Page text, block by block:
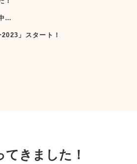
…
」スタート！
きました！